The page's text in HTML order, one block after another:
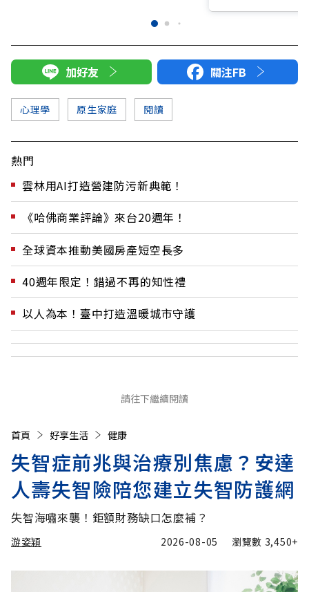
加好友 關注FB
心理學 原生家庭 閱讀
熱門
雲林用AI打造營建防污新典範！
《哈佛商業評論》來台20週年！
全球資本推動美國房產短空長多
40週年限定！錯過不再的知性禮
以人為本！臺中打造溫暖城市守護
請往下繼續閱讀
首頁 好享生活 健康
失智症前兆與治療別焦慮？安達
人壽失智險陪您建立失智防護網
失智海嘯來襲！鉅額財務缺口怎麼補？
游姿穎 2026-08-05 瀏覽數 3,450+